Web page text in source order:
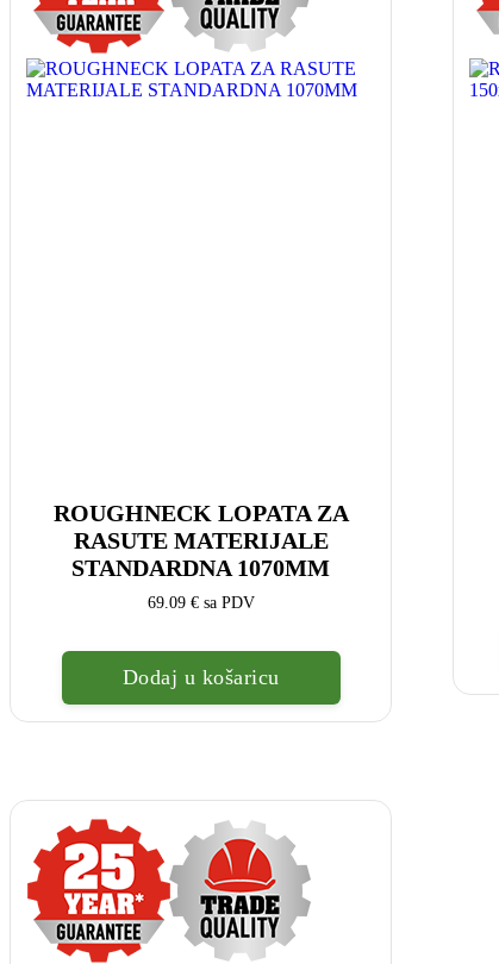
ROUGHNECK LOPATA ZA
RASUTE MATERIJALE
STANDARDNA 1070MM
69.09 € sa PDV
Dodaj u košaricu